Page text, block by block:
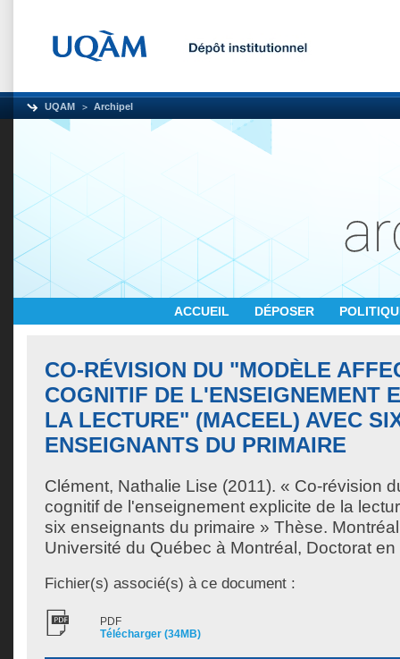
UQAM Archipel
ACCUEIL DÉPOSER
CO-RÉVISION DU "MODÈLE
COGNITIF DE L'ENSEIGNEMENT
LA LECTURE" (MACEEL) AVEC
ENSEIGNANTS DU PRIMAIRE
Clément, Nathalie Lise (2011). « Co-révision
cognitif de l'enseignement explicite de la
six enseignants du primaire » Thèse.
Université du Québec à Montréal, Doctorat
Fichier(s) associé(s) à ce document :
PDF
Télécharger (34MB)